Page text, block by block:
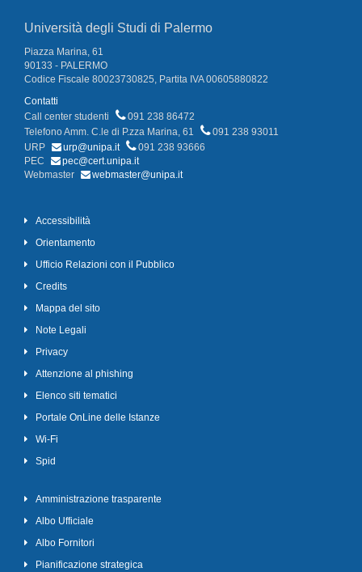
Università degli Studi di Palermo
Piazza Marina, 61
90133 - PALERMO
Codice Fiscale 80023730825, Partita IVA 00605880822
Contatti
Call center studenti
091 238 86472
Telefono Amm. C.le di P.zza Marina, 61
091 238 93011
URP
urp@unipa.it
091 238 93666
PEC
pec@cert.unipa.it
Webmaster
webmaster@unipa.it
Accessibilità
Orientamento
Ufficio Relazioni con il Pubblico
Credits
Mappa del sito
Note Legali
Privacy
Attenzione al phishing
Elenco siti tematici
Portale OnLine delle Istanze
Wi-Fi
Spid
Amministrazione trasparente
Albo Ufficiale
Albo Fornitori
Pianificazione strategica